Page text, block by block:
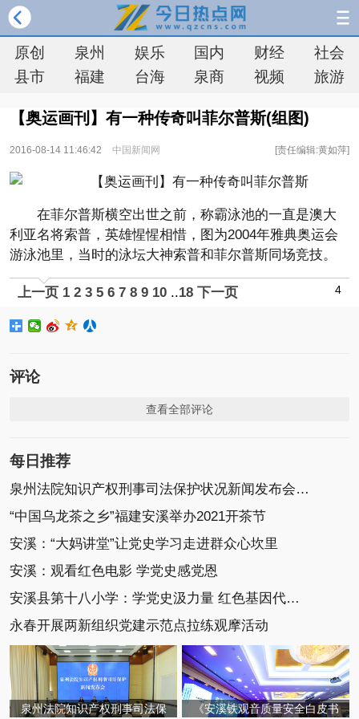
原创 泉州 娱乐 国内 财经
社会
县市
福建 台海 泉商 视频 旅游
【奥运画刊】有一种传奇叫菲尔普斯(组图)
2016-08-14 11:46:42 中国新闻网 [责任编辑:黄如萍]
在菲尔普斯横空出世之前，称霸泳池的一直是澳大
利亚名将索普，英雄惺惺相惜，图为2004年雅典奥运会
游泳池里，当时的泳坛大神索普和菲尔普斯同场竞技。
上一页 1 2 3 4
5 6 7 8 9 10 ..18 下一页
评论
查看全部评论
每日推荐
泉州法院知识产权刑事司法保护状况新闻发布会召开
“中国乌龙茶之乡”福建安溪举办2021开茶节
安溪：“大妈讲堂”让党史学习走进群众心坎里
安溪：观看红色电影 学党史感党恩
安溪县第十八小学：学党史汲力量 红色基因代代传
永春开展两新组织党建示范点拉练观摩活动
泉州法院知识产权刑事司法保 《安溪铁观音质量安全白皮书